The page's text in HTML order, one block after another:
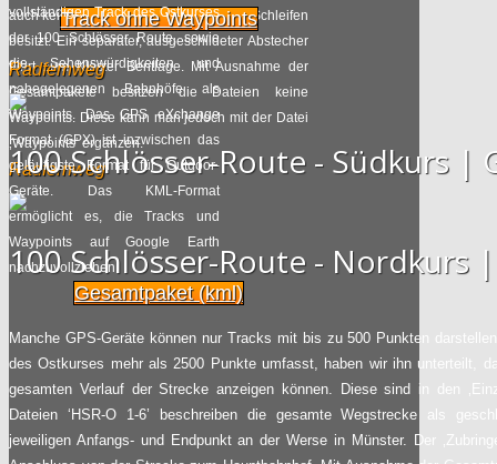
Radweg in Planung: Mitmachen
erwünscht
vonRadpilot |Views63
14.05 2016
Wien setzt auf Radfahrkampagnen
vonRadpilot |Views84
11.05 2016
Hochglanzmagazin für das östliche
Ruhrgebiet
Radpilot Views74
31.01
2016
Nachtrag zum Radschnellweg Ruhr
auch keine Verbindung zu den anderen Schleifen
besitzt. Ein separater, ausgeschildeter Abstecher
führt zum Kloster Bentlage. Mit Ausnahme der
Gesamtpakete besitzen die Dateien keine
Waypoints. Diese kann man jedoch mit der Datei
‚Waypoints‘ ergänzen.
Radfernweg
100 Schlösser-Route - Nordkurs
Track ohne Waypoints
Radfernweg
100 Schlösser-Route - Südkurs |
vollständigen Track des Ostkurses
der 100 Schlösser Route, sowie
die Sehenswürdigkeiten und
nahegelegenen Bahnhöfe als
Waypoints. Das GPS eXchange
Format (GPX) ist inzwischen das
geläufigste Format für Outdoor-
Geräte. Das KML-Format
ermöglicht es, die Tracks und
Waypoints auf Google Earth
nachzuvollziehen.
Gesamtpaket (kml)
Manche GPS-Geräte können nur Tracks mit bis zu 500 Punkten
des Ostkurses mehr als 2500 Punkte umfasst, haben wir ihn unterteilt,
gesamten Verlauf der Strecke anzeigen können. Diese sind in den
Dateien ‘HSR-O 1-6’ beschreiben die gesamte Wegstrecke als
jeweiligen Anfangs- und Endpunkt an der Werse in Münster. Der